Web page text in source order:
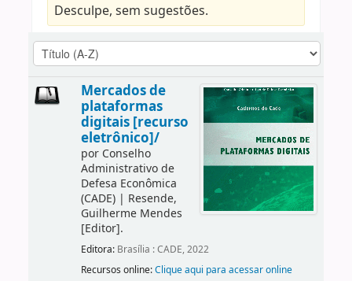
Desculpe, sem sugestões.
Mercados de
plataformas
digitais [recurso
eletrônico]/
por Conselho
Administrativo de
Defesa Econômica
(CADE)| Resende,
Guilherme Mendes
[Editor].
Editora: Brasília : CADE, 2022
Recursos online:Clique aqui para acessar online